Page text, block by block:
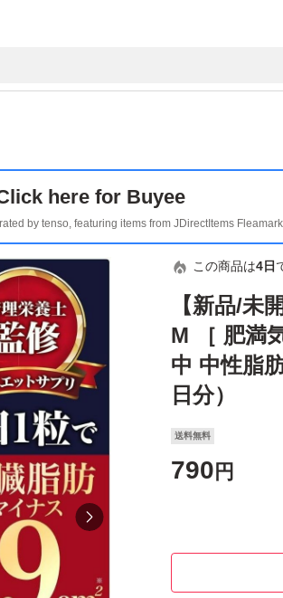
here for Buyee
by tenso, featuring items from JDirectItems
この商品は4日
【新品/未
M ［ 肥満
中 中性脂
日分）
送料無料
790 円